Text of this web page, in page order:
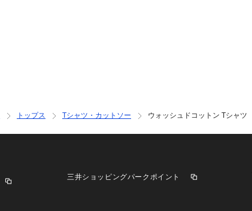
トップス Tシャツ・カットソー ウォッシュドコットン Tシャツ
三井ショッピングパークポイント